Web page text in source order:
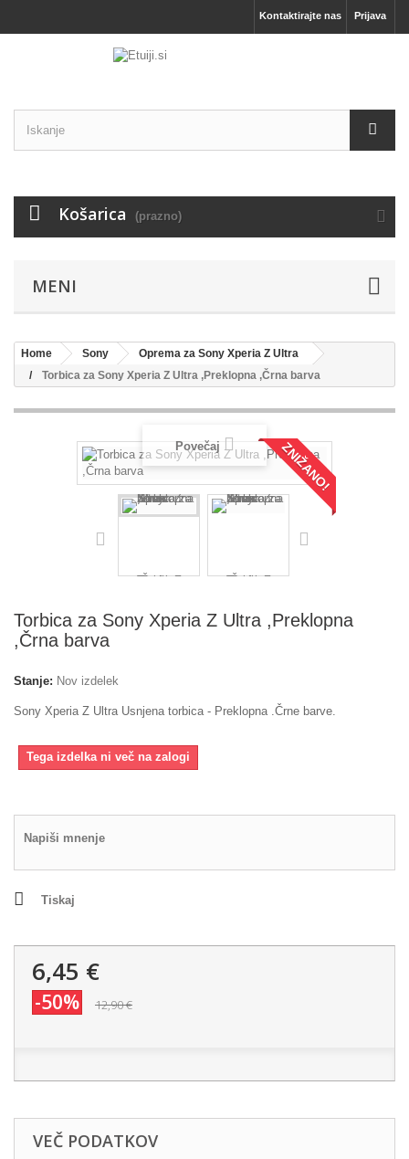
Prijava
Kontaktirajte nas
Košarica (prazno)
MENI
Home Sony
Oprema za Sony Xperia Z Ultra
Torbica za Sony Xperia Z Ultra ,Preklopna ,Črna barva
ZNIŽANO!
Povečaj
Torbica za Sony Xperia Z Ultra ,Preklopna
,Črna barva
Stanje: Nov izdelek
Sony Xperia Z Ultra Usnjena torbica - Preklopna .Črne barve.
Tega izdelka ni več na zalogi
Napiši mnenje
Tiskaj
6,45 €
-50% 12,90 €
VEČ PODATKOV